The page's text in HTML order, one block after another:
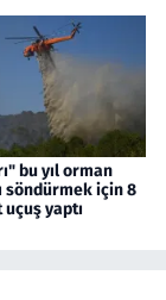
bu yıl orman
söndürmek için 8
yaptı